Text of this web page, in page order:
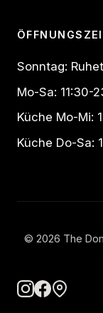
Sonntag:
Mo-Sa: 11:30-
Küche Mo-Mi:
Küche Do-Sa:
© 2026 The